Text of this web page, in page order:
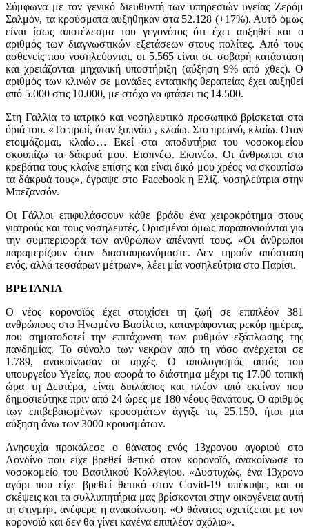
Σύμφωνα με τον γενικό διευθυντή των υπηρεσιών υγείας Ζερόμ
Σαλμόν, τα κρούσματα αυξήθηκαν στα 52.128 (+17%). Αυτό όμως
είναι ίσως αποτέλεσμα του γεγονότος ότι έχει αυξηθεί και ο
αριθμός των διαγνωστικών εξετάσεων στους πολίτες. Από τους
ασθενείς που νοσηλεύονται, οι 5.565 είναι σε σοβαρή κατάσταση
και χρειάζονται μηχανική υποστήριξη (αύξηση 9% από χθες). Ο
αριθμός των κλινών σε μονάδες εντατικής θεραπείας έχει αυξηθεί
από 5.000 στις 10.000, με στόχο να φτάσει τις 14.500.
Στη Γαλλία το ιατρικό και νοσηλευτικό προσωπικό βρίσκεται στα
όριά του. «Το πρωί, όταν ξυπνάω , κλαίω. Στο πρωινό, κλαίω. Οταν
ετοιμάζομαι, κλαίω… Εκεί στα αποδυτήρια του νοσοκομείου
σκουπίζω τα δάκρυά μου. Εισπνέω. Εκπνέω. Οι άνθρωποι στα
κρεβάτια τους κλαίνε επίσης και είναι δικό μου χρέος να σκουπίσω
τα δάκρυά τους», έγραψε στο Facebook η Ελίζ, νοσηλεύτρια στην
Μπεζανσόν.
Οι Γάλλοι επιφυλάσσουν κάθε βράδυ ένα χειροκρότημα στους
γιατρούς και τους νοσηλευτές. Ορισμένοι όμως παραπονιούνται για
την συμπεριφορά των ανθρώπων απέναντί τους. «Οι άνθρωποι
παραμερίζουν όταν διασταυρωνόμαστε. Δεν τηρούν απόσταση
ενός, αλλά τεσσάρων μέτρων», λέει μία νοσηλεύτρια στο Παρίσι.
ΒΡΕΤΑΝΙΑ
Ο νέος κορονοϊός έχει στοιχίσει τη ζωή σε επιπλέον 381
ανθρώπους στο Ηνωμένο Βασίλειο, καταγράφοντας ρεκόρ ημέρας,
που σηματοδοτεί την επιτάχυνση των ρυθμών εξάπλωσης της
πανδημίας. Το σύνολο των νεκρών από τη νόσο ανέρχεται σε
1.789, ανακοίνωσαν οι αρχές. Ο απολογισμός αυτός του
υπουργείου Υγείας, που αφορά το διάστημα μέχρι τις 17.00 τοπική
ώρα τη Δευτέρα, είναι διπλάσιος και πλέον από εκείνον που
δημοσιεύτηκε πριν από 24 ώρες με 180 νέους θανάτους. Ο αριθμός
των επιβεβαιωμένων κρουσμάτων άγγιξε τις 25.150, ήτοι μια
αύξηση άνω των 3000 κρουσμάτων.
Ανησυχία προκάλεσε ο θάνατος ενός 13χρονου αγοριού στο
Λονδίνο που είχε βρεθεί θετικό στον κορονοϊό, ανακοίνωσε το
νοσοκομείο του Βασιλικού Κολλεγίου. «Δυστυχώς, ένα 13χρονο
αγόρι που είχε βρεθεί θετικό στον Covid-19 υπέκυψε, και οι
σκέψεις και τα συλλυπητήρια μας βρίσκονται στην οικογένεια αυτή
τη στιγμή», ανέφερε η ανακοίνωση. «Ο θάνατος σχετίζεται με τον
κορονοϊό και δεν θα γίνει κανένα επιπλέον σχόλιο».